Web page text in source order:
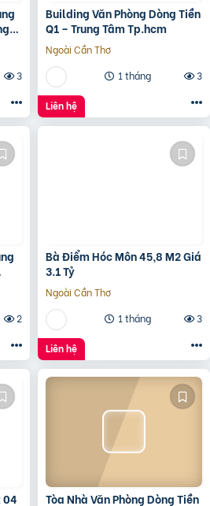
3
Building Văn Phòng Dòng Tiền
Q1 – Trung Tâm Tp.hcm
Ngoài Cần Thơ
1 tháng
3
Liên hệ
2
Bà Điểm Hóc Môn 45,8 M2 Giá
3.1 Tỷ
Ngoài Cần Thơ
1 tháng
3
Liên hệ
04
Tòa Nhà Văn Phòng Dòng Tiền